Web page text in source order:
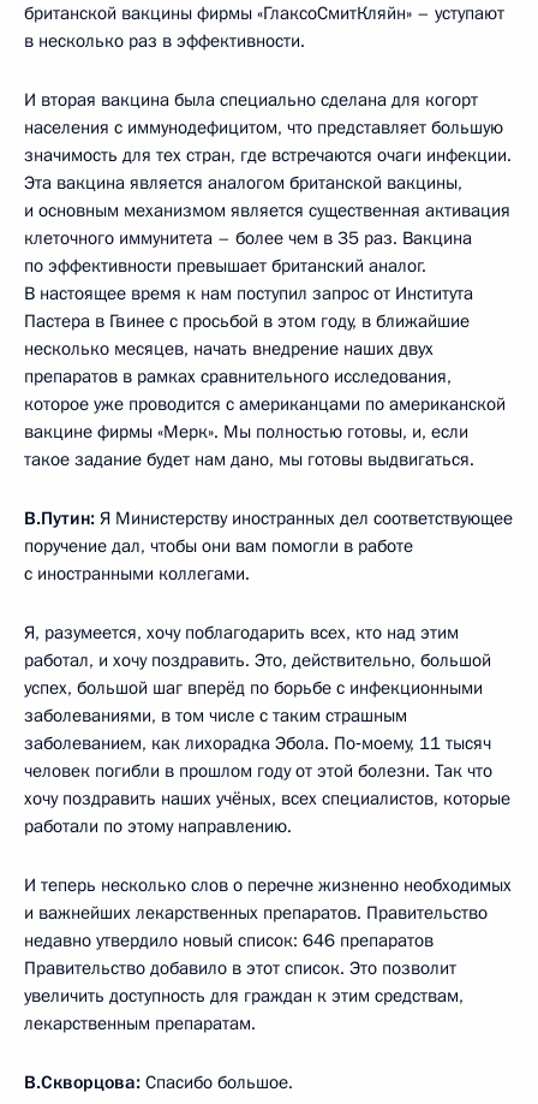
британской вакцины фирмы «ГлаксоСмитКляйн» – уступают
в несколько раз в эффективности.
И вторая вакцина была специально сделана для когорт
населения с иммунодефицитом, что представляет большую
значимость для тех стран, где встречаются очаги инфекции.
Эта вакцина является аналогом британской вакцины,
и основным механизмом является существенная активация
клеточного иммунитета – более чем в 35 раз. Вакцина
по эффективности превышает британский аналог.
В настоящее время к нам поступил запрос от Института
Пастера в Гвинее с просьбой в этом году, в ближайшие
несколько месяцев, начать внедрение наших двух
препаратов в рамках сравнительного исследования,
которое уже проводится с американцами по американской
вакцине фирмы «Мерк». Мы полностью готовы, и, если
такое задание будет нам дано, мы готовы выдвигаться.
В.Путин: Я Министерству иностранных дел соответствующее
поручение дал, чтобы они вам помогли в работе
с иностранными коллегами.
Я, разумеется, хочу поблагодарить всех, кто над этим
работал, и хочу поздравить. Это, действительно, большой
успех, большой шаг вперёд по борьбе с инфекционными
заболеваниями, в том числе с таким страшным
заболеванием, как лихорадка Эбола. По‑моему, 11 тысяч
человек погибли в прошлом году от этой болезни. Так что
хочу поздравить наших учёных, всех специалистов, которые
работали по этому направлению.
И теперь несколько слов о перечне жизненно необходимых
и важнейших лекарственных препаратов. Правительство
недавно утвердило новый список: 646 препаратов
Правительство добавило в этот список. Это позволит
увеличить доступность для граждан к этим средствам,
лекарственным препаратам.
В.Скворцова: Спасибо большое.